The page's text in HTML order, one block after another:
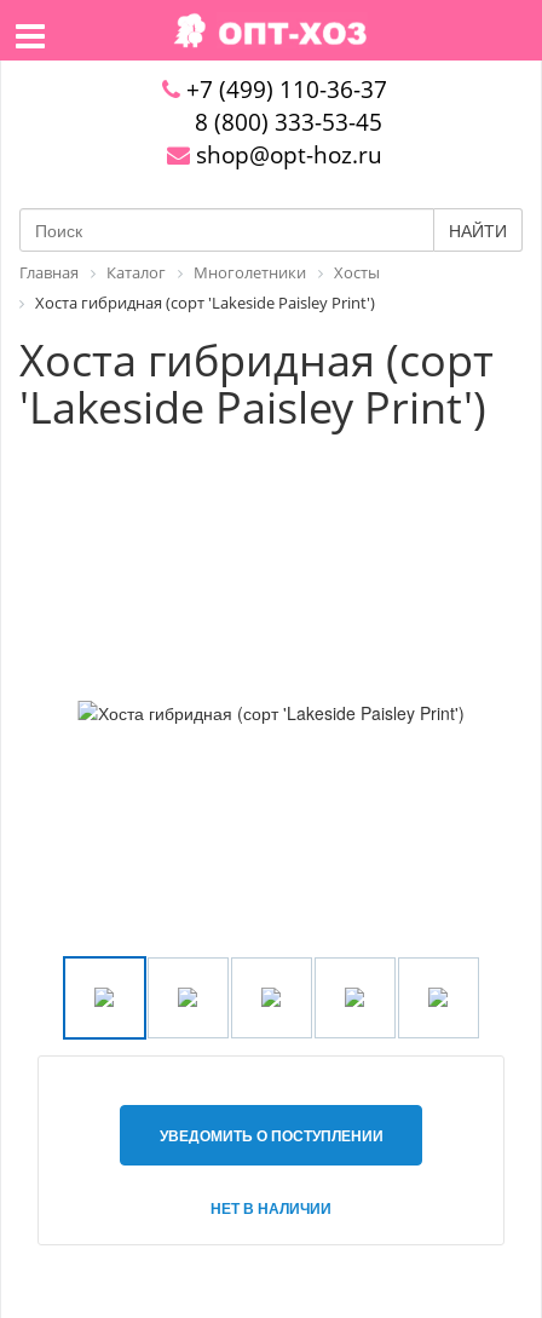
+7 (499) 110-36-37
8 (800) 333-53-45
shop@opt-hoz.ru
НАЙТИ
Главная Каталог Многолетники
Хосты
Хоста гибридная (сорт 'Lakeside Paisley Print')
Хоста гибридная (сорт
'Lakeside Paisley Print')
УВЕДОМИТЬ О ПОСТУПЛЕНИИ
НЕТ В НАЛИЧИИ